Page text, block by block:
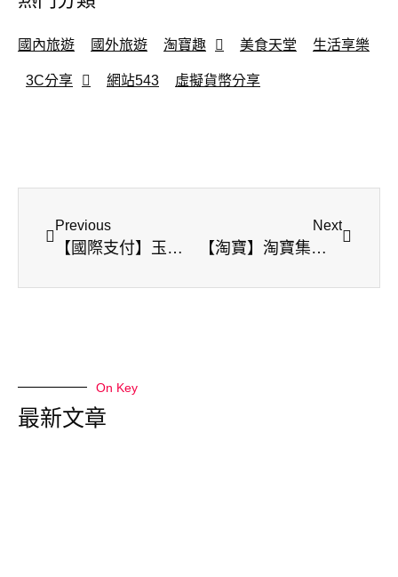
國內旅遊 國外旅遊 淘寶趣 美食天堂 生活享樂
3C分享 網站543 虛擬貨幣分享
Previous
【國際支付】玉山電子支付 | 跨境e指購 | 淘寶退款 | 如何收取淘寶退款？
Next
【淘寶】淘寶集運FQA
On Key
最新文章